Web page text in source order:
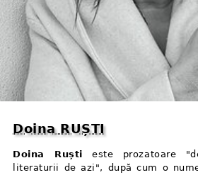
Doina RUȘTI
Doina Ruști este prozatoare
literaturii de azi", după cum o